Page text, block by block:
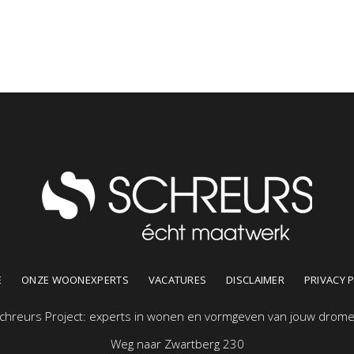
ONZE WOONEXPERTS VACATURES DISCLAIMER PRIVACY
Project: experts in wonen en vormgeven van jouw
Weg naar Zwartberg 230